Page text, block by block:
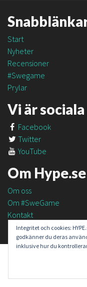
Start
Nyheter
Recensioner
#Swegame
Prylar
Vi är sociala
Facebook
Twitter
YouTube
Om Hype.se
Om oss
Om #SweGame
Kontakt
Integritet och cookies:
godkänner du deras
inklusive hur du